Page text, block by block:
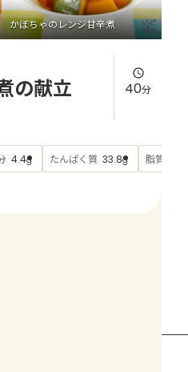
かぼちゃのレンジ甘辛煮
の献立 40分
4.4g たんぱく質 33.8g 脂質